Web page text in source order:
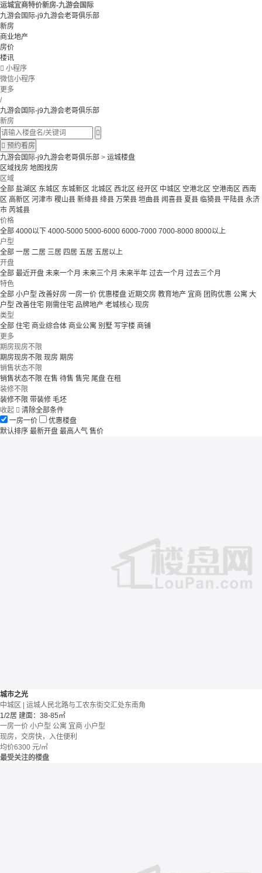
运城宜商特价新房-九游会国际
九游会国际-j9九游会老哥俱乐部
新房
商业地产
房价
楼讯
 小程序
微信小程序
更多
/
九游会国际-j9九游会老哥俱乐部
新房

 预约看房
九游会国际-j9九游会老哥俱乐部 > 运城楼盘
区域找房 地图找房
区域
全部 盐湖区 东城区 东城新区 北城区 西北区 经开区 中城区 空港北区 空港南区 西南
区 高新区 河津市 稷山县 新绛县 绛县 万荣县 垣曲县 闻喜县 夏县 临猗县 平陆县 永济
市 芮城县
价格
全部 4000以下 4000-5000 5000-6000 6000-7000 7000-8000 8000以上
户型
全部 一居 二居 三居 四居 五居 五居以上
开盘
全部 最近开盘 未来一个月 未来三个月 未来半年 过去一个月 过去三个月
特色
全部 小户型 改善好房 一房一价 优惠楼盘 近期交房 教育地产 宜商 团购优惠 公寓 大
户型 改善住宅 刚需住宅 品牌地产 老城核心 现房
类型
全部 住宅 商业综合体 商业公寓 别墅 写字楼 商铺
更多
期房现房不限
期房现房不限 现房 期房
销售状态不限
销售状态不限 在售 待售 售完 尾盘 在租
装修不限
装修不限 带装修 毛坯
收起  清除全部条件
一房一价
优惠楼盘
默认排序 最新开盘 最高人气 售价
城市之光
中城区 | 运城人民北路与工农东街交汇处东南角
1/2居 建面：38-85㎡
一房一价 小户型 公寓 宜商 小户型
现房，交房快，入住便利
均价6300 元/㎡
最受关注的楼盘